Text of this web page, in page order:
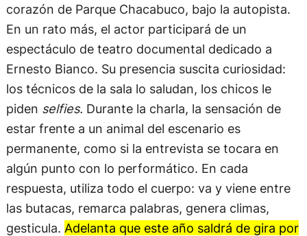
corazón de Parque Chacabuco, bajo la autopista.
En un rato más, el actor participará de un
espectáculo de teatro documental dedicado a
Ernesto Bianco. Su presencia suscita curiosidad:
los técnicos de la sala lo saludan, los chicos le
piden selfies. Durante la charla, la sensación de
estar frente a un animal del escenario es
permanente, como si la entrevista se tocara en
algún punto con lo performático. En cada
respuesta, utiliza todo el cuerpo: va y viene entre
las butacas, remarca palabras, genera climas,
gesticula. Adelanta que este año saldrá de gira por